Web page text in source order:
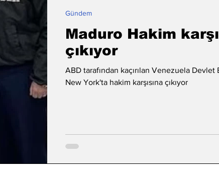
Maduro Hakim
çıkıyor
ABD tarafından kaçırılan Venezuela Devlet
New York'ta hakim karşısına çıkıyor
Gündem